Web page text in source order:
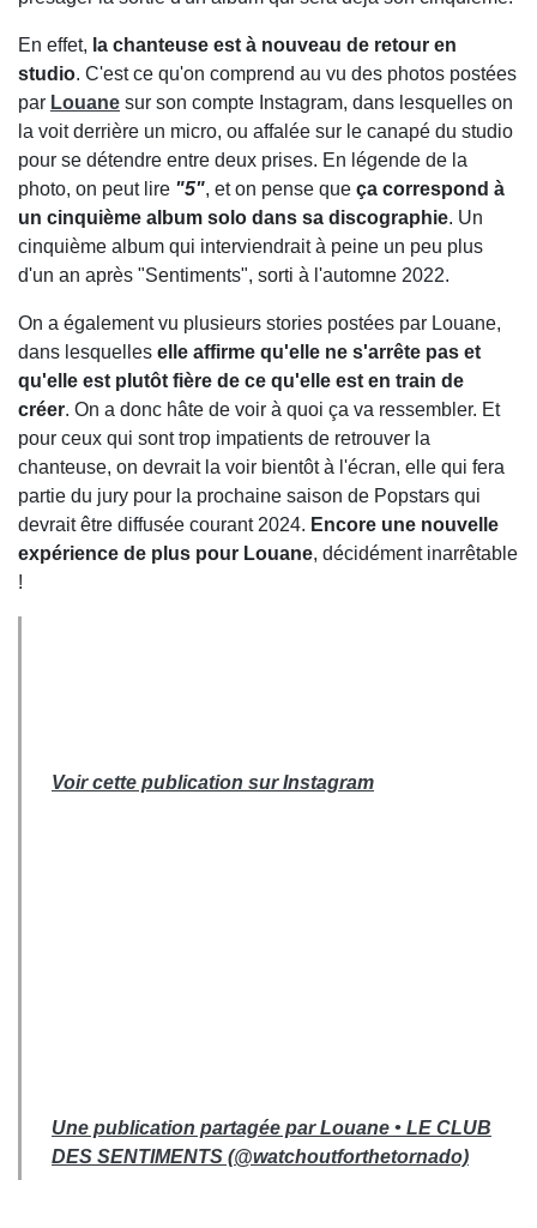
En effet, la chanteuse est à nouveau de retour en
studio. C'est ce qu'on comprend au vu des photos postées
par Louane sur son compte Instagram, dans lesquelles on
la voit derrière un micro, ou affalée sur le canapé du studio
pour se détendre entre deux prises. En légende de la
photo, on peut lire "5", et on pense que ça correspond à
un cinquième album solo dans sa discographie. Un
cinquième album qui interviendrait à peine un peu plus
d'un an après "Sentiments", sorti à l'automne 2022.
On a également vu plusieurs stories postées par Louane,
dans lesquelles elle affirme qu'elle ne s'arrête pas et
qu'elle est plutôt fière de ce qu'elle est en train de
créer. On a donc hâte de voir à quoi ça va ressembler. Et
pour ceux qui sont trop impatients de retrouver la
chanteuse, on devrait la voir bientôt à l'écran, elle qui fera
partie du jury pour la prochaine saison de Popstars qui
devrait être diffusée courant 2024. Encore une nouvelle
expérience de plus pour Louane, décidément inarrêtable
!
Voir cette publication sur Instagram
Une publication partagée par Louane • LE CLUB
DES SENTIMENTS (@watchoutforthetornado)